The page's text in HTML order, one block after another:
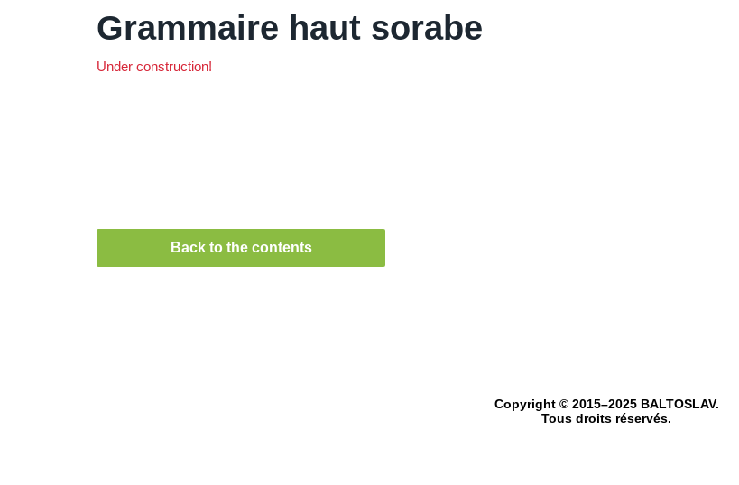
Grammaire haut sorabe
Under construction!
Back to the contents
Copyright © 2015–2025 BALTOSLAV.
Tous droits réservés.